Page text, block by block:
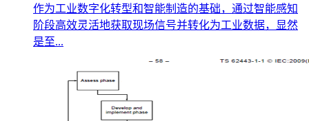
作为工业数字化转型和智能制造的基础，通过智能感知
阶段高效灵活地获取现场信号并转化为工业数据，显然
是至...